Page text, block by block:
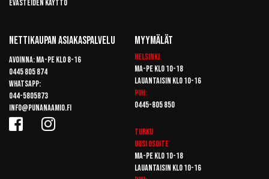
Evästeiden käyttö
Nettikaupan Asiakaspalvelu
Avoinna: Ma-pe klo 8-16
0445 805 874
Whatsapp:
044-5805873
info@punanaamio.fi
Myymälät
Helsinki
Ma-pe klo 10-18
Lauantaisin klo 10-16
Puh:
0445-805 850
Turku
Uusi osoite
Ma-pe klo 10-18
Lauantaisin klo 10-16